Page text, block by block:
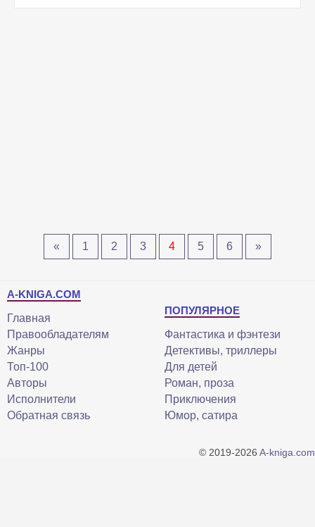
« 1 2 3 4 5 6 »
A-KNIGA.COM
Главная
Правообладателям
Жанры
Топ-100
Авторы
Исполнители
Обратная связь
ПОПУЛЯРНОЕ
Фантастика и фэнтези
Детективы, триллеры
Для детей
Роман, проза
Приключения
Юмор, сатира
© 2019-2026 A-kniga.com